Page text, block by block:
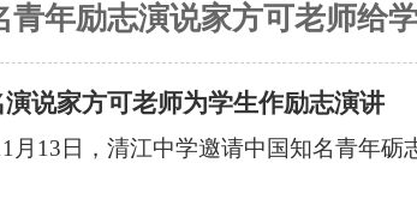
年励志演说家方可老师给
说家方可老师为学生作励志演讲
月 13 日，清江中学邀请中国知名青年砺